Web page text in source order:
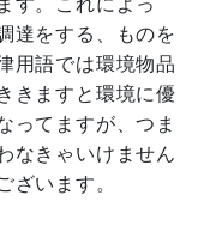
す。これによっ
達をする、ものを
用語では環境物品
きますと環境に優
ってますが、つま
なきゃいけません
ざいます。